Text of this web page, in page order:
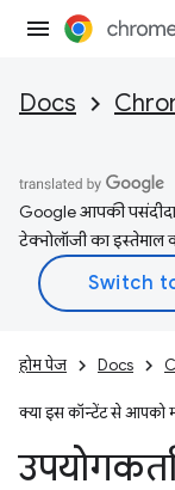
Docs
Google आपकी
टेक्नोलॉजी का इस्तेमाल
होम पेज Docs
क्या इस कॉन्टेंट से आपको